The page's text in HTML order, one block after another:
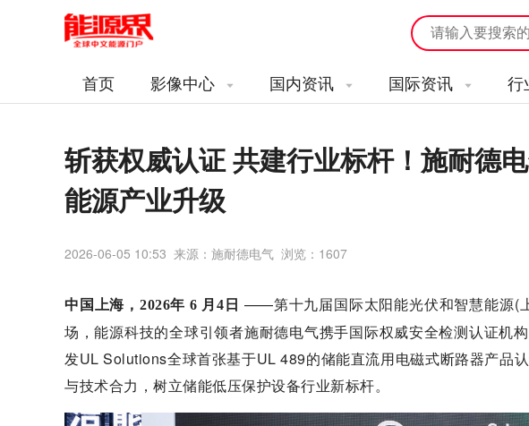
首页 影像中心 国内资讯 国际资讯 行
斩获权威认证 共建行业标杆！施耐德
能源产业升级
2026-06-05 10:53 来源：施耐德电气 浏览： 1607
中国上海，2026年 6 月4日 ——第十九届国际太阳能光伏和智慧能源(
场，能源科技的全球引领者施耐德电气携手国际权威安全检测认证机
发UL Solutions全球首张基于UL 489的储能直流用电磁式断路器产品
与技术合力，树立储能低压保护设备行业新标杆。